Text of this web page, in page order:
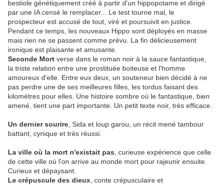
bestiole génétiquement créé à partir d'un hippopotame et dirigé
par une IA censé le remplacer... Le test tourne mal, le
prospecteur est accusé de tout, viré et poursuivit en justice.
Pendant ce temps, les nouveaux Hippo sont déployés en masse
mais rien ne se passent comme prévu. La fin délicieusement
ironique est plaisante et amusante.
Seconde Mort verse dans le roman noir à la sauce fantastique,
la triste relation entre une prostituée boiteuse et l'homme
amoureux d'elle. Entre eux deux, un souteneur bien décidé à ne
pas perdre une de ses meilleures filles, les tordus faisant des
kilomètres pour elles. Une histoire sombre où le fantastique, bien
amené, tient une part importante. Un petit texte noir, très efficace.
Un dernier sourire , Sida et loup garou, un récit mené tambour
battant, cynique et très réussi.
La ville où la mort n'existait pas , curieuse expérience que celle
de cette ville où l'on arrive au monde mort pour rajeunir ensuite.
Curieux et dépaysant.
Le crépuscule des dieux , conte crépusculaire et